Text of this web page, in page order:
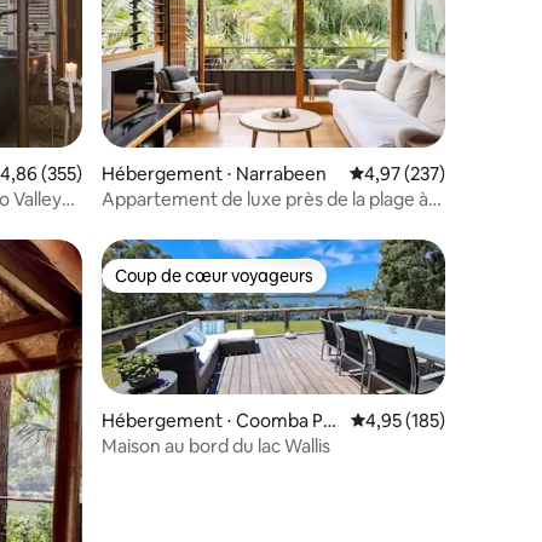
: 4,95 sur 5
moyenne sur la base de 355 commentaires : 4,86 sur 5
4,86 (355)
Valley
Hébergement ⋅ Narrabeen Évaluation moyenne
4,97 (237)
Appartement de luxe près de la plage à
: 4,99 sur 5
Coup de cœur voyageurs
Coup de cœur voyageurs
Hébergement ⋅ Coomba Par
k
Évaluation moyenne
4,95 (185)
Maison au bord du lac Wallis